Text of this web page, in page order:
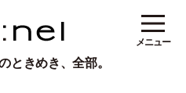
ときめき、全部。
メニュー